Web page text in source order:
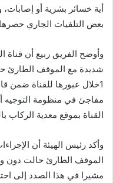
أية خسائر بشرية أو
بعض التلفيات الجاري
وأوضح الفريق ربيع أن
1خلال عبورها للقناة ضمن
القناة بموقع معدية الركاب
وأكد رئيس الهيئة أن
الموقف الطارئ حالت دون
مشيرا في هذا الصدد إلى